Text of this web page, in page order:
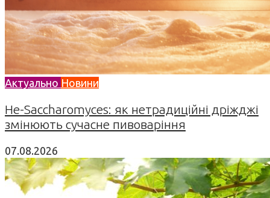
Актуально Новини
Не-Saccharomyces: як нетрадиційні дріжджі
змінюють сучасне пивоваріння
07.08.2026